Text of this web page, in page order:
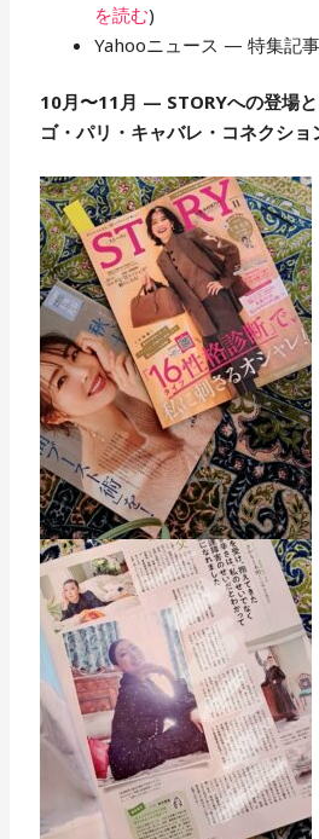
を読む)
Yahooニュース — 特集記
10月〜11月 — STORYへの登場
ゴ・パリ・キャバレ・コネクショ